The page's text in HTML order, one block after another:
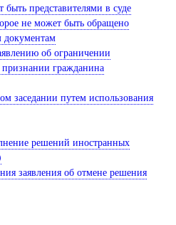
представителями в суде
не может быть обращено
документам
об ограничении
признании гражданина
заседании путем использования
решений иностранных
заявления об отмене решения